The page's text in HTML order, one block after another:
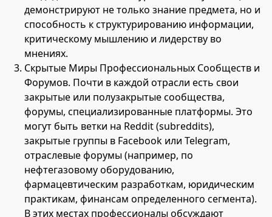
демонстрируют не только знание предмета, но и
способность к структурированию информации,
критическому мышлению и лидерству во
мнениях.
Скрытые Миры Профессиональных Сообществ и
Форумов. Почти в каждой отрасли есть свои
закрытые или полузакрытые сообщества,
форумы, специализированные платформы. Это
могут быть ветки на Reddit (subreddits),
закрытые группы в Facebook или Telegram,
отраслевые форумы (например, по
нефтегазовому оборудованию,
фармацевтическим разработкам, юридическим
практикам, финансам определенного сегмента).
В этих местах профессионалы обсуждают